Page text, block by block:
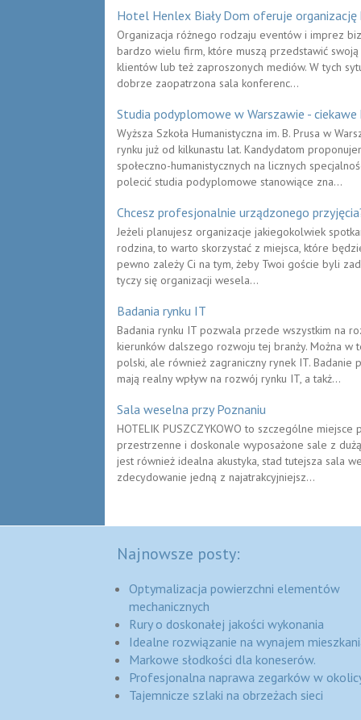
Hotel Henlex Biały Dom oferuje
Organizacja różnego rodzaju eventów i imprez
bardzo wielu firm, które muszą przedstawić
klientów lub też zaproszonych mediów. W tych
dobrze zaopatrzona sala konferenc...
Studia podyplomowe w Warszawie - ciekawe
Wyższa Szkoła Humanistyczna im. B. Prusa w
rynku już od kilkunastu lat. Kandydatom
społeczno-humanistycznych na licznych
polecić studia podyplomowe stanowiące zna...
Chcesz profesjonalnie urządzonego
Jeżeli planujesz organizacje jakiegokolwiek
rodzina, to warto skorzystać z miejsca, które
pewno zależy Ci na tym, żeby Twoi goście byli
tyczy się organizacji wesela...
Badania rynku IT
Badania rynku IT pozwala przede wszystkim na
kierunków dalszego rozwoju tej branży. Można w
polski, ale również zagraniczny rynek IT.
mają realny wpływ na rozwój rynku IT, a takż...
Sala weselna przy Poznaniu
HOTELIK PUSZCZYKOWO to szczególne
przestrzenne i doskonale wyposażone sale z
jest również idealna akustyka, stad tutejsza sala
zdecydowanie jedną z najatrakcyjniejsz...
Najnowsze posty:
Optymalizacja powierzchni elementów
mechanicznych
Rury o doskonałej jakości wykonania
Idealne rozwiązanie na wynajem
Markowe słodkości dla koneserów.
Profesjonalna naprawa zegarków w
Tajemnicze szlaki na obrzeżach sieci